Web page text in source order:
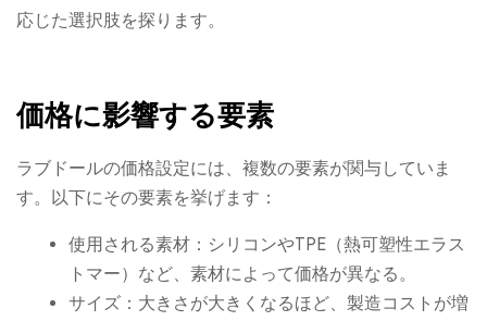
応じた選択肢を探ります。
価格に影響する要素
ラブドールの価格設定には、複数の要素が関与していま
す。以下にその要素を挙げます：
使用される素材：シリコンやTPE（熱可塑性エラス
トマー）など、素材によって価格が異なる。
サイズ：大きさが大きくなるほど、製造コストが増